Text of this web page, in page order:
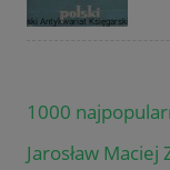
1000
Jarosław Maciej